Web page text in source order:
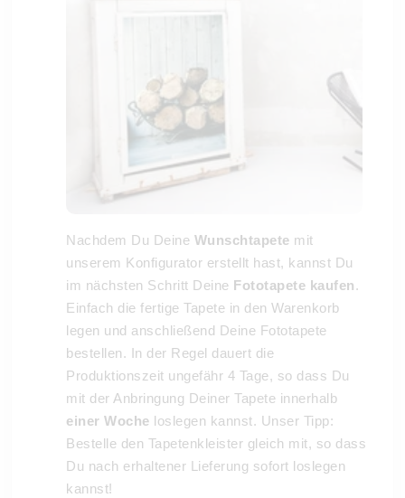
Nachdem Du Deine Wunschtapete mit
unserem Konfigurator erstellt hast, kannst Du
im nächsten Schritt Deine Fototapete kaufen.
Einfach die fertige Tapete in den Warenkorb
legen und anschließend Deine Fototapete
bestellen. In der Regel dauert die
Produktionszeit ungefähr 4 Tage, so dass Du
mit der Anbringung Deiner Tapete innerhalb
einer Woche loslegen kannst. Unser Tipp:
Bestelle den Tapetenkleister gleich mit, so dass
Du nach erhaltener Lieferung sofort loslegen
kannst!